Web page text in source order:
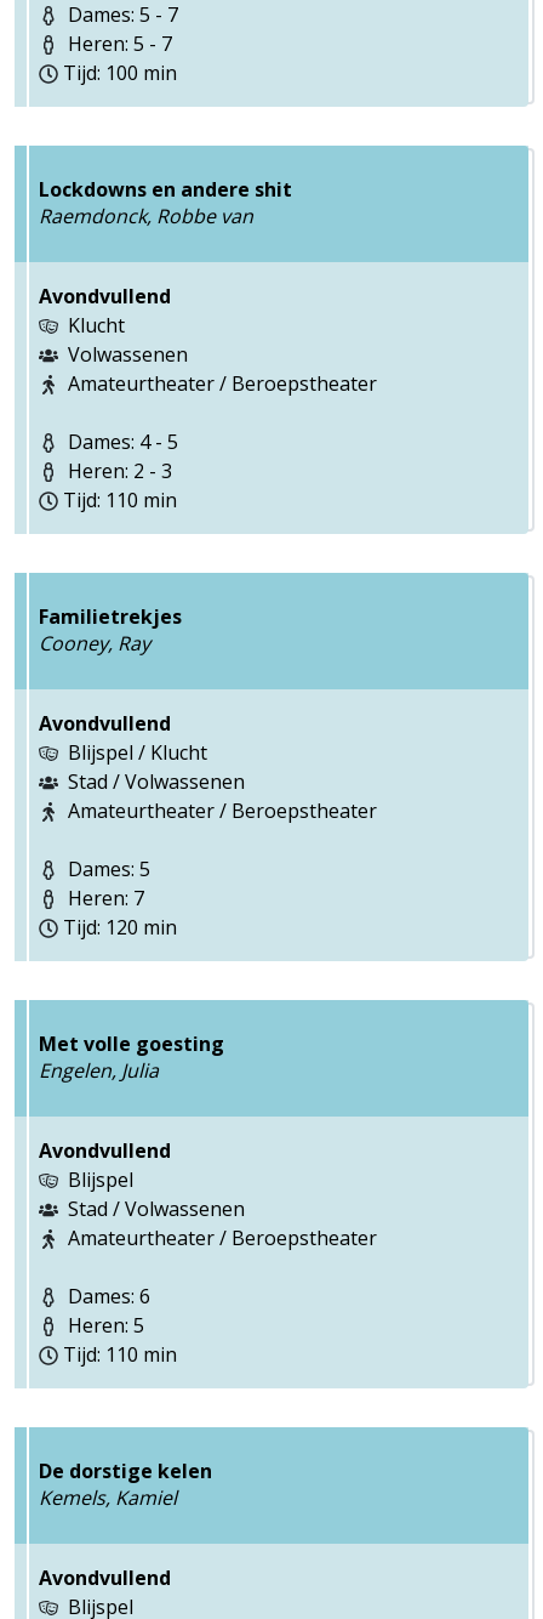
Dames: 5 - 7
Heren: 5 - 7
Tijd: 100 min
Lockdowns en andere shit
Raemdonck, Robbe van
Avondvullend
Klucht
Volwassenen
Amateurtheater / Beroepstheater
Dames: 4 - 5
Heren: 2 - 3
Tijd: 110 min
Familietrekjes
Cooney, Ray
Avondvullend
Blijspel / Klucht
Stad / Volwassenen
Amateurtheater / Beroepstheater
Dames: 5
Heren: 7
Tijd: 120 min
Met volle goesting
Engelen, Julia
Avondvullend
Blijspel
Stad / Volwassenen
Amateurtheater / Beroepstheater
Dames: 6
Heren: 5
Tijd: 110 min
De dorstige kelen
Kemels, Kamiel
Avondvullend
Blijspel